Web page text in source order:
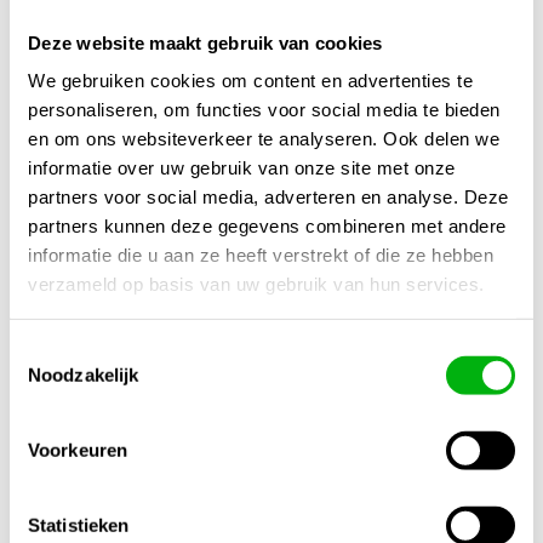
Deze website maakt gebruik van cookies
We gebruiken cookies om content en advertenties te
personaliseren, om functies voor social media te bieden
en om ons websiteverkeer te analyseren. Ook delen we
informatie over uw gebruik van onze site met onze
partners voor social media, adverteren en analyse. Deze
partners kunnen deze gegevens combineren met andere
informatie die u aan ze heeft verstrekt of die ze hebben
verzameld op basis van uw gebruik van hun services.
Noodzakelijk
Voorkeuren
Statistieken
planten!
Kijk ook naar:https://unigarden.nl/product-
category/huis/luchtbehandeling/
Extra productinformatie
Gewicht
N/B
Buis diameter
Materiaal
Model